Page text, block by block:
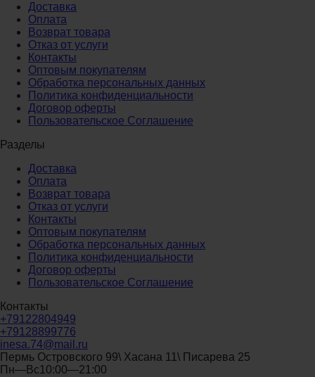
Доставка
Оплата
Возврат товара
Отказ от услуги
Контакты
Оптовым покупателям
Обработка персональных данных
Политика конфиденциальности
Договор оферты
Пользовательское Соглашение
Разделы
Доставка
Оплата
Возврат товара
Отказ от услуги
Контакты
Оптовым покупателям
Обработка персональных данных
Политика конфиденциальности
Договор оферты
Пользовательское Соглашение
Контакты
+79122804949
+79128899776
inesa.74@mail.ru
Пермь Островского 99\ Хасана 11\ Писарева 25
Пн—Вс10:00—21:00